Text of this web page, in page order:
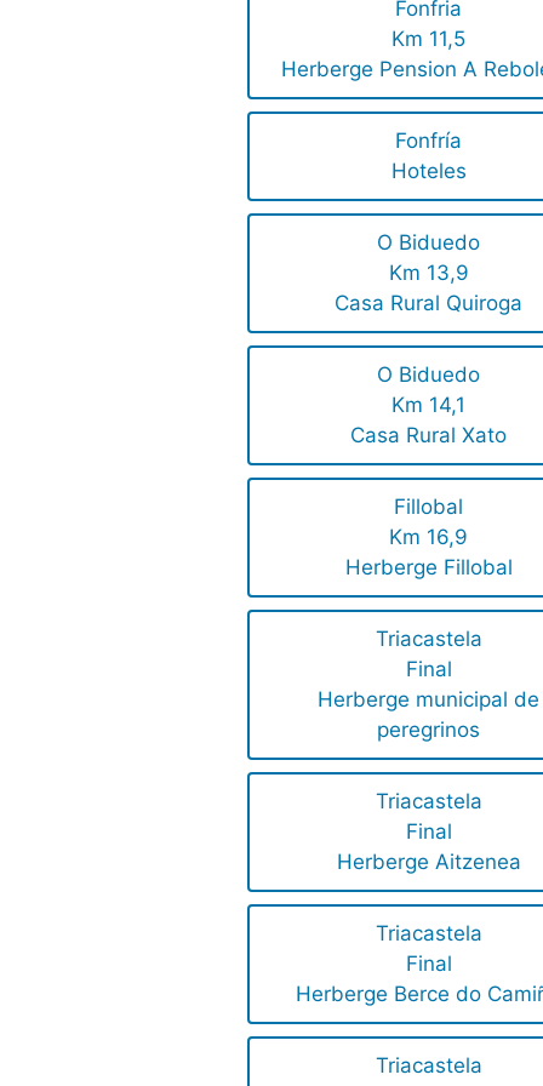
Fonfria
Km 11,5
Herberge Pension A
Fonfría
Hoteles
O Biduedo
Km 13,9
Casa Rural Quiroga
O Biduedo
Km 14,1
Casa Rural Xato
Fillobal
Km 16,9
Herberge Fillobal
Triacastela
Final
Herberge municipal de
peregrinos
Triacastela
Final
Herberge Aitzenea
Triacastela
Final
Herberge Berce do
Triacastela